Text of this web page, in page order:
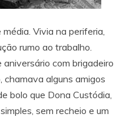
Vivia na periferia,
rumo ao trabalho.
com brigadeiro
alguns amigos
bolo que Dona Custódia,
sem recheio e um